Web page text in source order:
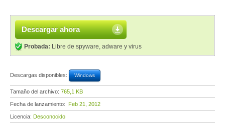
Descargar ahora
Probada: Libre de spyware, adware y virus
Descargas disponibles: Windows
Tamaño del archivo: 765,1 KB
Fecha de lanzamiento: Feb 21, 2012
Licencia: Desconocido